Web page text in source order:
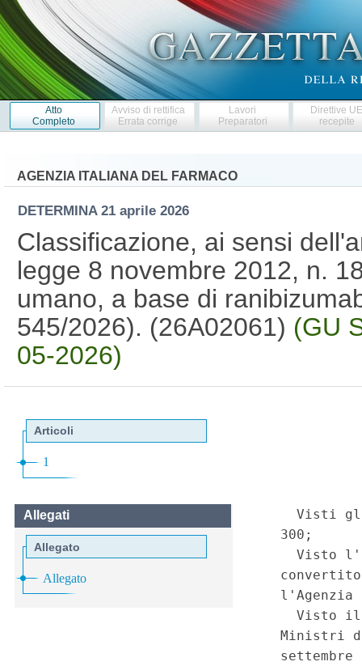
Atto
Completo
Avviso di rettifica
Errata corrige
Lavori
Preparatori
Direttive
recepite
AGENZIA ITALIANA DEL FARMACO
DETERMINA 21 aprile 2026
Classificazione, ai sensi
legge 8 novembre 2012, n.
umano, a base di
545/2026). (26A02061) (GU
05-2026)